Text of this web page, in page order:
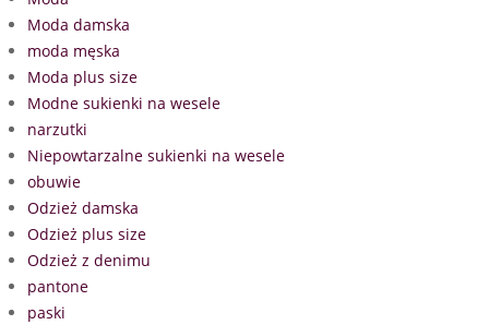
Moda damska
moda męska
Moda plus size
Modne sukienki na wesele
narzutki
Niepowtarzalne sukienki na wesele
obuwie
Odzież damska
Odzież plus size
Odzież z denimu
pantone
paski